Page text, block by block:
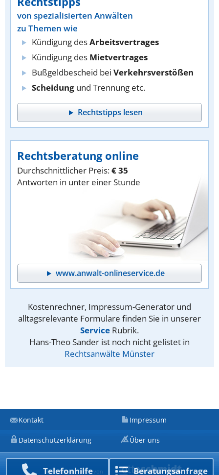
von spezialisierten Anwälten
zu Themen wie
Kündigung desArbeitsvertrages
Kündigung des Mietvertrages
Bußgeldbescheid bei Verkehrsverstößen
Scheidung und Trennung etc.
Rechtstipps lesen
Rechtsberatung online
Durchschnittlicher Preis:€ 35
Antworten in unter einer Stunde
www.anwalt-onlineservice.de
Kostenrechner, Impressum-Generator und
alltagsrelevante Formulare finden Sie in unserer
Service Rubrik.
Hans-Theo Sander ist noch nicht gelistet in
Rechtsanwälte Münster
Telefon­hilfe Beratungs­anfrage
Kontakt Impressum
Datenschutzerklärung Über uns
Ein Unternehmen von